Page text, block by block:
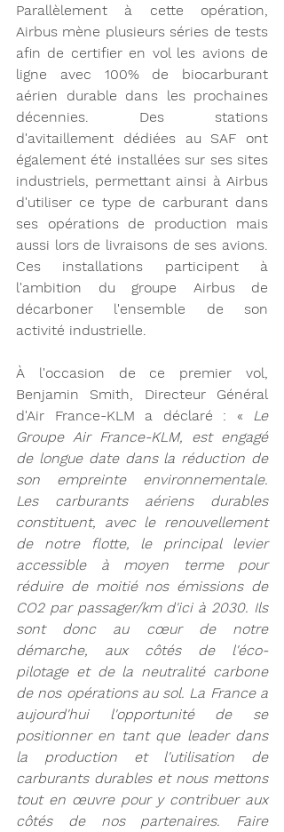
Parallèlement à cette opération,
Airbus mène plusieurs séries de tests
afin de certifier en vol les avions de
ligne avec 100% de biocarburant
aérien durable dans les prochaines
décennies. Des stations
d'avitaillement dédiées au SAF ont
également été installées sur ses sites
industriels, permettant ainsi à Airbus
d'utiliser ce type de carburant dans
ses opérations de production mais
aussi lors de livraisons de ses avions.
Ces installations participent à
l'ambition du groupe Airbus de
décarboner l'ensemble de son
activité industrielle.
À l'occasion de ce premier vol,
Benjamin Smith, Directeur Général
d'Air France-KLM a déclaré : «
Le
Groupe Air France-KLM, est engagé
de longue date dans la réduction de
son empreinte environnementale.
Les carburants aériens durables
constituent, avec le renouvellement
de notre flotte, le principal levier
accessible à moyen terme pour
réduire de moitié nos émissions de
CO2 par passager/km d'ici à 2030. Ils
sont donc au cœur de notre
démarche, aux côtés de l'éco-
pilotage et de la neutralité carbone
de nos opérations au sol. La France a
aujourd'hui l'opportunité de se
positionner en tant que leader dans
la production et l'utilisation de
carburants durables et nous mettons
tout en œuvre pour y contribuer aux
côtés de nos partenaires. Faire